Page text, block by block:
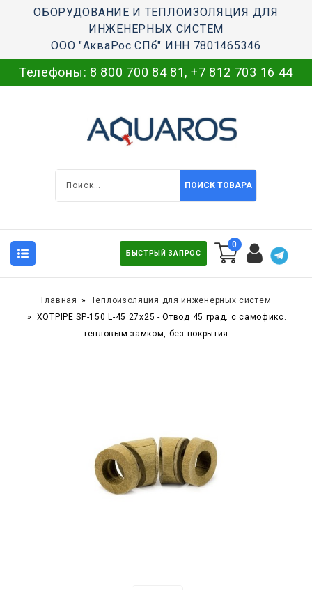
ОБОРУДОВАНИЕ И ТЕПЛОИЗОЛЯЦИЯ ДЛЯ
ИНЖЕНЕРНЫХ СИСТЕМ
ООО "АкваРос СПб" ИНН 7801465346
Телефоны: 8 800 700 84 81, +7 812 703 16 44
ПОИСК ТОВАРА
БЫСТРЫЙ ЗАПРОС
0
Главная
Теплоизоляция для инженерных систем
XOTPIPE SP-150 L-45 27x25 - Отвод 45 град. c самофикс.
тепловым замком, без покрытия